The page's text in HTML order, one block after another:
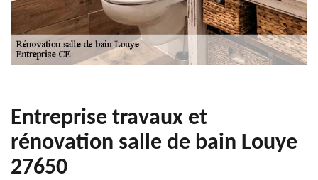
Entreprise travaux et
rénovation salle de bain Louye
27650